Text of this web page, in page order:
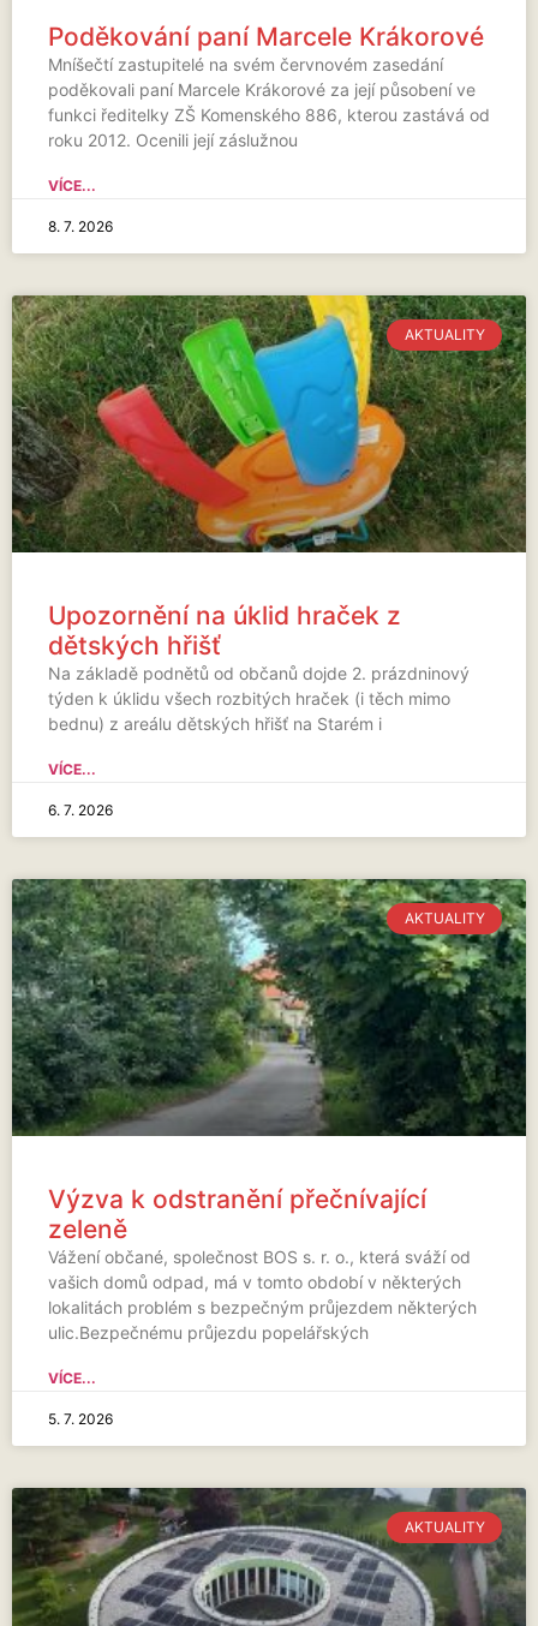
Poděkování paní Marcele Krákorové
Mníšečtí zastupitelé na svém červnovém zasedání
poděkovali paní Marcele Krákorové za její působení ve
funkci ředitelky ZŠ Komenského 886, kterou zastává od
roku 2012. Ocenili její záslužnou
VÍCE...
8. 7. 2026
AKTUALITY
Upozornění na úklid hraček z
dětských hřišť
Na základě podnětů od občanů dojde 2. prázdninový
týden k úklidu všech rozbitých hraček (i těch mimo
bednu) z areálu dětských hřišť na Starém i
VÍCE...
6. 7. 2026
AKTUALITY
Výzva k odstranění přečnívající
zeleně
Vážení občané, společnost BOS s. r. o., která sváží od
vašich domů odpad, má v tomto období v některých
lokalitách problém s bezpečným průjezdem některých
ulic.Bezpečnému průjezdu popelářských
VÍCE...
5. 7. 2026
AKTUALITY